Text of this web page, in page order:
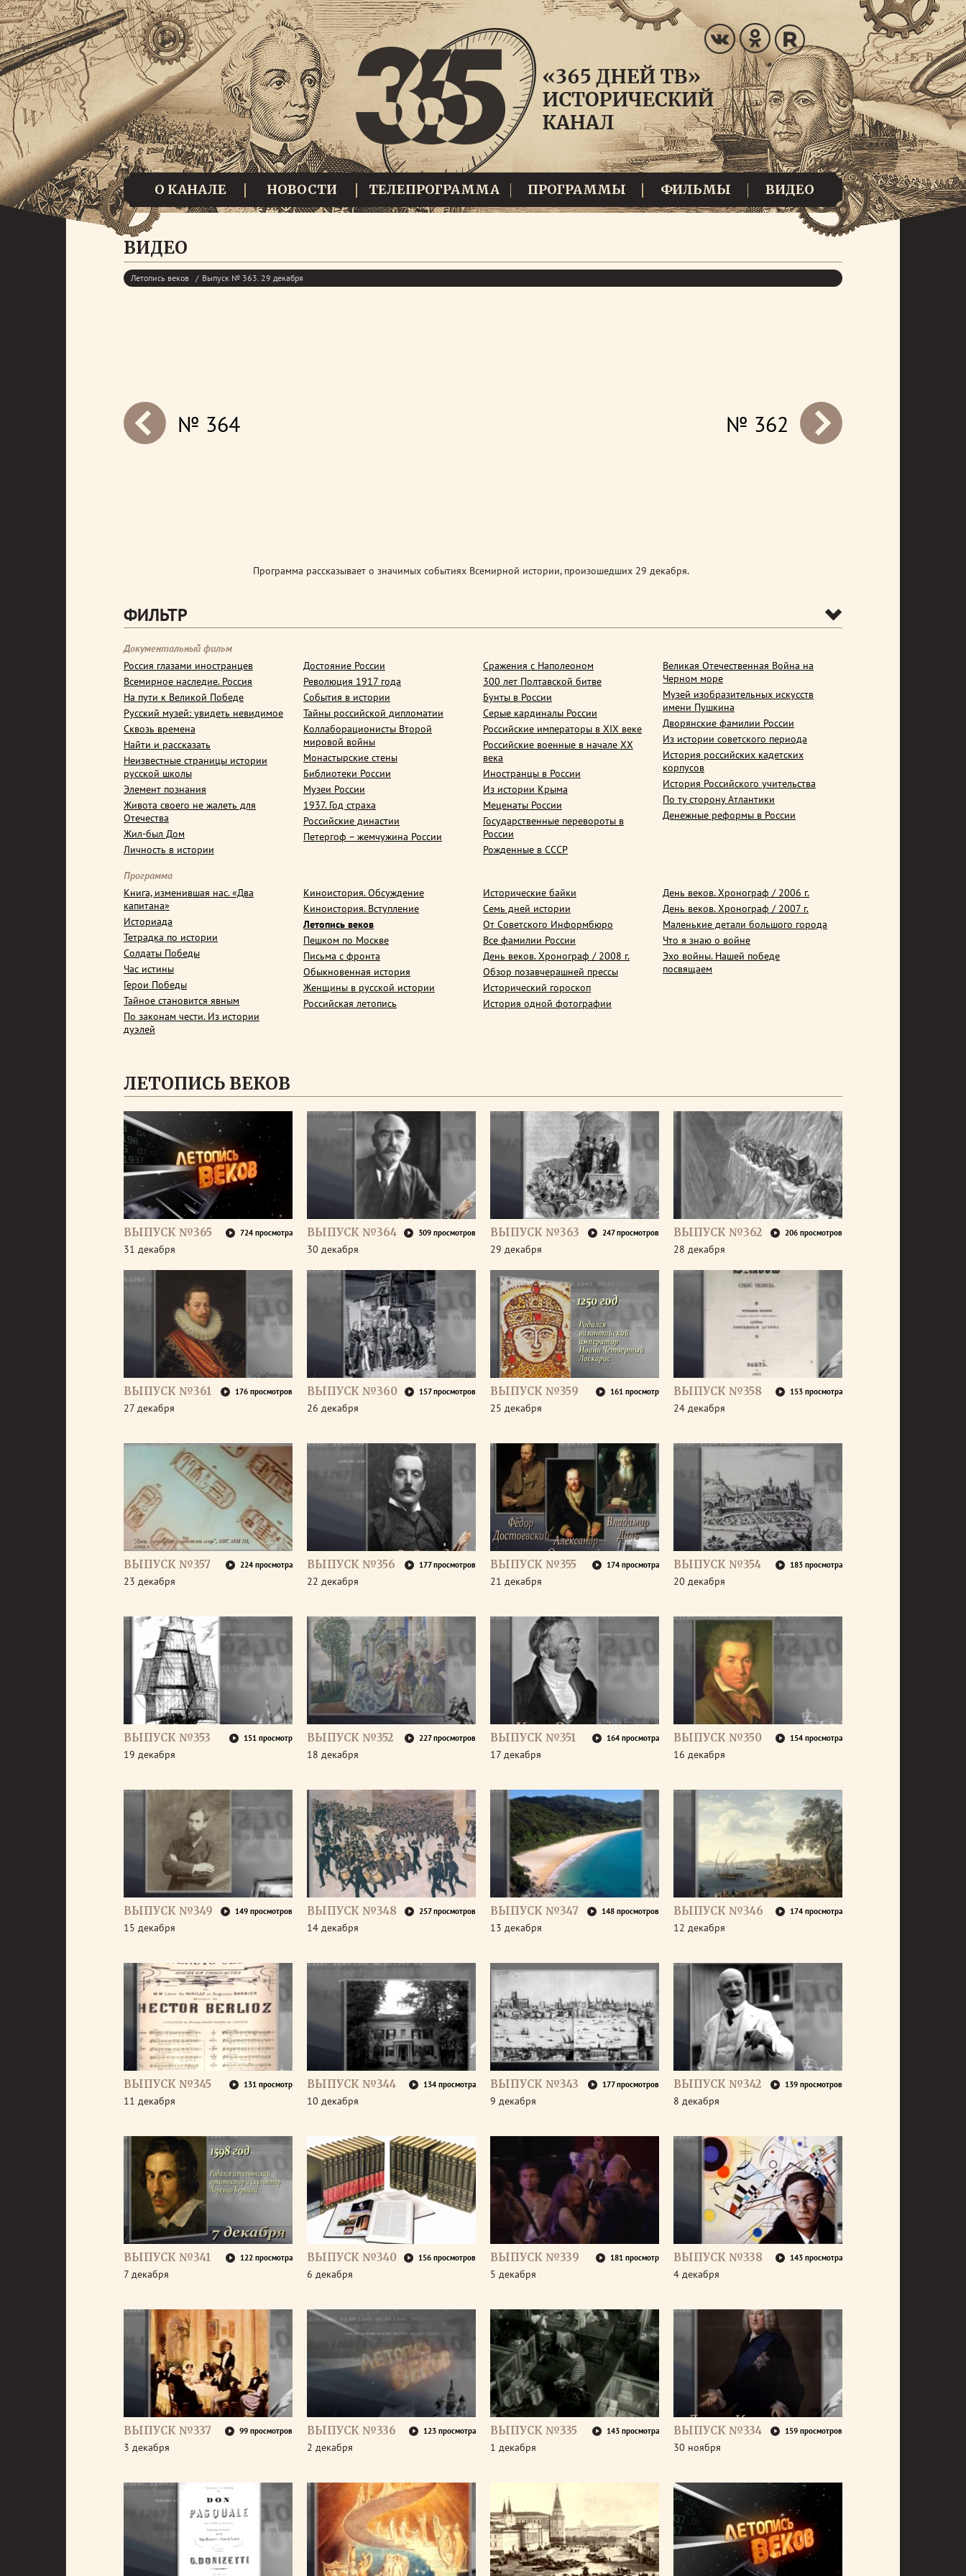
О КАНАЛЕ НОВОСТИ ТЕЛЕПРОГРАММА ПРОГРАММЫ ФИЛЬМЫ ВИДЕО
ВИДЕО
Летопись веков Выпуск № 363. 29 декабря
prev
next № 362
№ 364
Программа рассказывает о значимых событиях Всемирной истории, произошедших 29 декабря.
ФИЛЬТР
Документальный фильм
Россия глазами иностранцев
Всемирное наследие. Россия
На пути к Великой Победе
Русский музей: увидеть невидимое
Сквозь времена
Найти и рассказать
Неизвестные страницы истории
русской школы
Элемент познания
Живота своего не жалеть для
Отечества
Жил-был Дом
Личность в истории
Достояние России
Революция 1917 года
События в истории
Тайны российской дипломатии
Коллаборационисты Второй
мировой войны
Монастырские стены
Библиотеки России
Музеи России
1937. Год страха
Российские династии
Петергоф – жемчужина России
Сражения с Наполеоном
300 лет Полтавской битве
Бунты в России
Серые кардиналы России
Российские императоры в XIX веке
Российские военные в начале ХХ
века
Иностранцы в России
Из истории Крыма
Меценаты России
Государственные перевороты в
России
Рожденные в СССР
Великая Отечественная Война на
Черном море
Музей изобразительных искусств
имени Пушкина
Дворянские фамилии России
Из истории советского периода
История российских кадетских
корпусов
История Российского учительства
По ту сторону Атлантики
Денежные реформы в России
Программа
Книга, изменившая нас. «Два
капитана»
Историада
Тетрадка по истории
Солдаты Победы
Час истины
Герои Победы
Тайное становится явным
По законам чести. Из истории
дуэлей
Киноистория. Обсуждение
Киноистория. Вступление
Летопись веков
Пешком по Москве
Письма с фронта
Обыкновенная история
Женщины в русской истории
Российская летопись
Исторические байки
Семь дней истории
От Советского Информбюро
Все фамилии России
День веков. Хронограф / 2008 г.
Обзор позавчерашней прессы
Исторический гороскоп
История одной фотографии
День веков. Хронограф / 2006 г.
День веков. Хронограф / 2007 г.
Маленькие детали большого города
Что я знаю о войне
Эхо войны. Нашей победе
посвящаем
ЛЕТОПИСЬ ВЕКОВ
ВЫПУСК №365 724 просмотра
31 декабря
ВЫПУСК №364 309 просмотров
30 декабря
ВЫПУСК №363 247 просмотров
29 декабря
ВЫПУСК №362 206 просмотров
28 декабря
ВЫПУСК №361 176 просмотров
27 декабря
ВЫПУСК №360 157 просмотров
26 декабря
ВЫПУСК №359 161 просмотр
25 декабря
ВЫПУСК №358 153 просмотра
24 декабря
ВЫПУСК №357 224 просмотра
23 декабря
ВЫПУСК №356 177 просмотров
22 декабря
ВЫПУСК №355 174 просмотра
21 декабря
ВЫПУСК №354 183 просмотра
20 декабря
ВЫПУСК №353 151 просмотр
19 декабря
ВЫПУСК №352 227 просмотров
18 декабря
ВЫПУСК №351 164 просмотра
17 декабря
ВЫПУСК №350 154 просмотра
16 декабря
ВЫПУСК №349 149 просмотров
15 декабря
ВЫПУСК №348 257 просмотров
14 декабря
ВЫПУСК №347 148 просмотров
13 декабря
ВЫПУСК №346 174 просмотра
12 декабря
ВЫПУСК №345 131 просмотр
11 декабря
ВЫПУСК №344 134 просмотра
10 декабря
ВЫПУСК №343 177 просмотров
9 декабря
ВЫПУСК №342 139 просмотров
8 декабря
ВЫПУСК №341 122 просмотра
7 декабря
ВЫПУСК №340 156 просмотров
6 декабря
ВЫПУСК №339 181 просмотр
5 декабря
ВЫПУСК №338 143 просмотра
4 декабря
ВЫПУСК №337 99 просмотров
3 декабря
ВЫПУСК №336 123 просмотра
2 декабря
ВЫПУСК №335 143 просмотра
1 декабря
ВЫПУСК №334 159 просмотров
30 ноября